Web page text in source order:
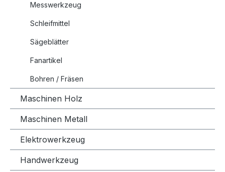
Messwerkzeug
Schleifmittel
Sägeblätter
Fanartikel
Bohren / Fräsen
Maschinen Holz
Maschinen Metall
Elektrowerkzeug
Handwerkzeug